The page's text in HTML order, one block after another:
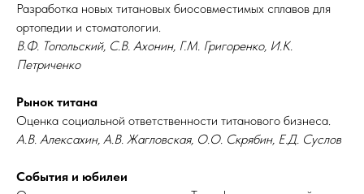
Разработка новых титановых биосовместимых сплавов для
ортопедии и стоматологии.
В.Ф. Топольский, С.В. Ахонин, Г.М. Григоренко, И.К.
Петриченко
Рынок титана
Оценка социальной ответственности титанового бизнеса.
А.В. Алексахин, А.В. Жагловская, О.О. Скрябин, Е.Д. Суслов
События и юбилеи